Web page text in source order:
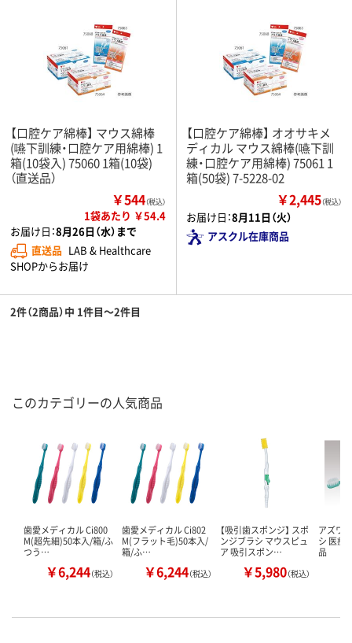
【口腔ケア綿棒】 マウス綿棒
(嚥下訓練・口腔ケア用綿棒) 1
箱(10袋入) 75060 1箱(10袋)
（直送品）
￥544（税込）
1袋あたり ￥54.4
お届け日：8月26日（水）まで
直送品 LAB & Healthcare
SHOPからお届け
【口腔ケア綿棒】 オオサキメ
ディカル マウス綿棒(嚥下訓
練・口腔ケア用綿棒) 75061 1
箱(50袋) 7-5228-02
￥2,445（税込）
お届け日：8月11日（火）
アスクル在庫商品
2件（2商品）中 1件目～2件目
このカテゴリーの人気商品
歯愛メディカル Ci800
M(超先細)50本入/箱/ふ
つう…
￥6,244（税込）
歯愛メディカル Ci802
M(フラット毛)50本入/
箱/ふ…
￥6,244（税込）
【吸引歯スポンジ】 スポ
ンジブラシ マウスピュ
ア 吸引スポン…
￥5,980（税込）
アズワ
シ 医療
品